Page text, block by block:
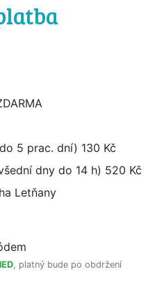
5 prac. dní) 130 Kč
dny do 14 h) 520 Kč
Letňany
, platný bude po obdržení